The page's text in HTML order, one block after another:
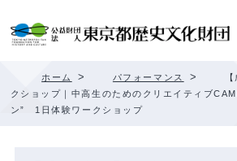
ホーム > パフォーマンス >
クショップ｜中高生のためのクリエイティブ
ン” 1日体験ワークショップ